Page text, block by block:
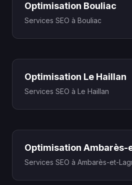
Optimisation Bouliac
Services SEO à Bouliac
Optimisation Le Haillan
Services SEO à Le Haillan
Optimisation Ambarès-
Services SEO à Ambarès-et-